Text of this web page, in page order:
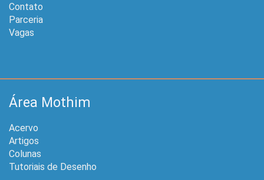
Contato
Parceria
Vagas
Área Mothim
Acervo
Artigos
Colunas
Tutoriais de Desenho